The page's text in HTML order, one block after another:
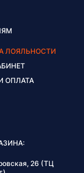
ЛОЯЛЬНОСТИ
ОПЛАТА
26 (ТЦ